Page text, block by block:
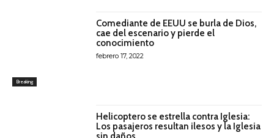
Breaking
Comediante de EEUU se burla de Dios,
cae del escenario y pierde el
conocimiento
febrero 17, 2022
Helicoptero se estrella contra Iglesia:
Los pasajeros resultan ilesos y la Iglesia